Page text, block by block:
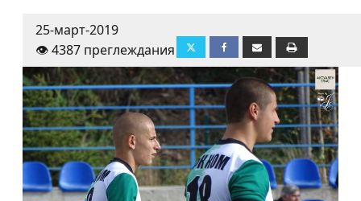
25-март-2019
👁️ 4387 преглеждания